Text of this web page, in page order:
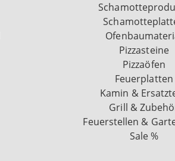
Pizzasteine
Pizzaöfen
Feuerplatten
Kamin &
Grill &
Feuerstellen &
Sale %